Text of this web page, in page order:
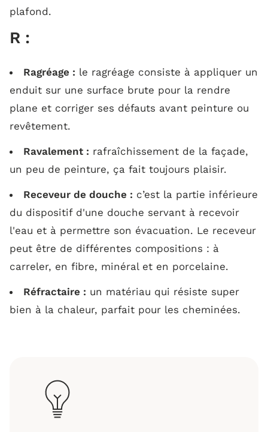
plafond.
R :
Ragréage : le ragréage consiste à appliquer un
enduit sur une surface brute pour la rendre
plane et corriger ses défauts avant peinture ou
revêtement.
Ravalement : rafraîchissement de la façade,
un peu de peinture, ça fait toujours plaisir.
Receveur de douche : c’est la partie inférieure
du dispositif d'une douche servant à recevoir
l'eau et à permettre son évacuation. Le receveur
peut être de différentes compositions : à
carreler, en fibre, minéral et en porcelaine.
Réfractaire : un matériau qui résiste super
bien à la chaleur, parfait pour les cheminées.